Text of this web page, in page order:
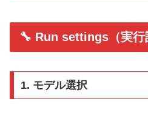
🔧 Run settings（実行
1. モデル選択